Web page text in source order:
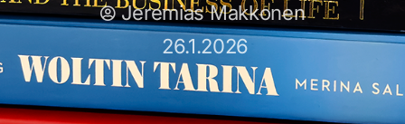
Jeremias Makkonen
26.1.2026